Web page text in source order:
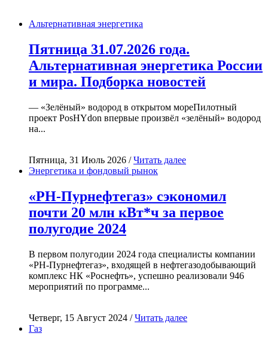
Альтернативная энергетика
Пятница 31.07.2026 года.
Альтернативная энергетика России
и мира. Подборка новостей
— «Зелёный» водород в открытом мореПилотный
проект PosHYdon впервые произвёл «зелёный» водород
на...
Пятница, 31 Июль 2026 /Читать далее
Энергетика и фондовый рынок
«РН-Пурнефтегаз» сэкономил
почти 20 млн кВт*ч за первое
полугодие 2024
В первом полугодии 2024 года специалисты компании
«РН-Пурнефтегаз», входящей в нефтегазодобывающий
комплекс НК «Роснефть», успешно реализовали 946
мероприятий по программе...
Четверг, 15 Август 2024 /Читать далее
Газ